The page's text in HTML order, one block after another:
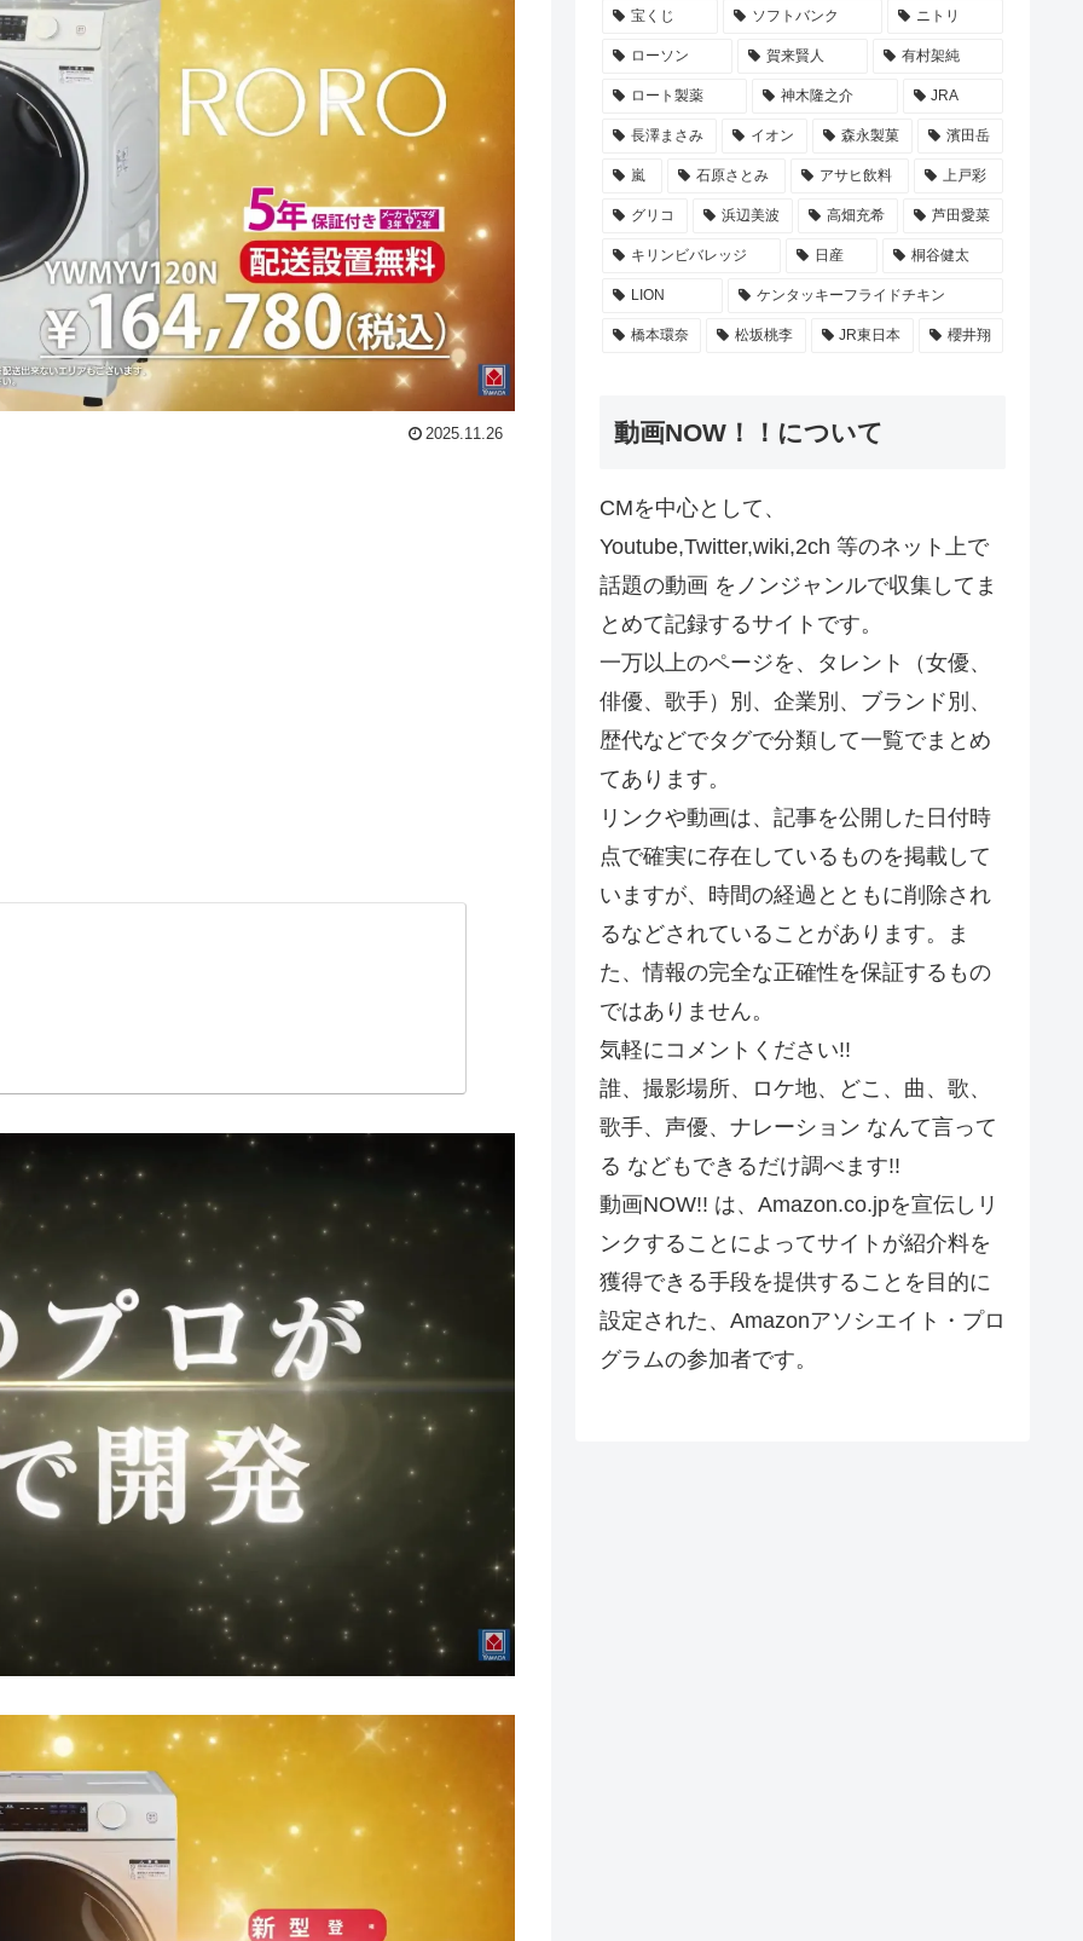
2025.11.26
宝くじ ソフトバンク ニトリ
ローソン 賀来賢人 有村架純
ロート製薬 神木隆之介 JRA
長澤まさみ イオン 森永製菓 濱田岳
嵐 石原さとみ アサヒ飲料 上戸彩
グリコ 浜辺美波 高畑充希 芦田愛菜
キリンビバレッジ 日産 桐谷健太
LION ケンタッキーフライドチキン
橋本環奈 松坂桃李 JR東日本 櫻井翔
動画NOW！！について
CMを中心として、
Youtube,Twitter,wiki,2ch 等のネット上で
話題の動画 をノンジャンルで収集してま
とめて記録するサイトです。
一万以上のページを、タレント（女優、
俳優、歌手）別、企業別、ブランド別、
歴代などでタグで分類して一覧でまとめ
てあります。
リンクや動画は、記事を公開した日付時
点で確実に存在しているものを掲載して
いますが、時間の経過とともに削除され
るなどされていることがあります。ま
た、情報の完全な正確性を保証するもの
ではありません。
気軽にコメントください!!
誰、撮影場所、ロケ地、どこ、曲、歌、
歌手、声優、ナレーション なんて言って
る などもできるだけ調べます!!
動画NOW!! は、Amazon.co.jpを宣伝しリ
ンクすることによってサイトが紹介料を
獲得できる手段を提供することを目的に
設定された、Amazonアソシエイト・プロ
グラムの参加者です。